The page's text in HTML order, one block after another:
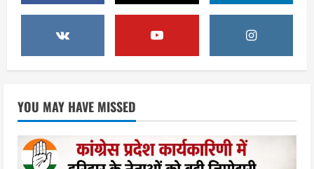
3
एसआईआर के तहत जारी किए जा रहे नोटिसों
परेशान करने का लगाया आरोप
August 6, 2026
4
महंत यति रामस्वरूप आनंद गिरि को लेकर पूरे
दिन चला हाई वोल्टेज ड्रामा, चौकी से अपने
साथ ले गए यति नरसिंहानंद गिरी
August 5, 2026
YOU MAY HAVE MISSED